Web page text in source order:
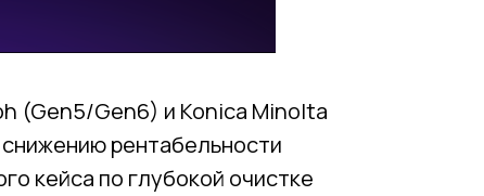
(Gen5/Gen6) и Konica Minolta
рентабельности
кейса по глубокой очистке